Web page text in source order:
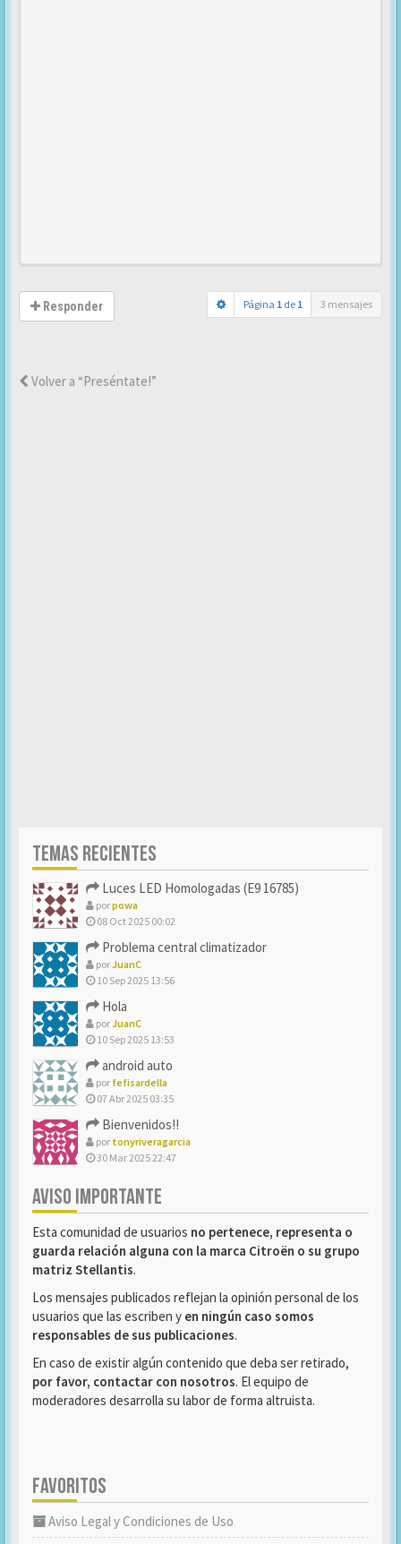
Responder Página 1 de 1 3 mensajes
Volver a “Preséntate!”
TEMAS RECIENTES
Luces LED Homologadas (E9 16785)
porpowa
08 Oct 2025 00:02
Problema central climatizador
porJuanC
10 Sep 2025 13:56
Hola
porJuanC
10 Sep 2025 13:53
android auto
por fefisardella
07 Abr 2025 03:35
Bienvenidos!!
por tonyriveragarcia
30 Mar 2025 22:47
AVISO IMPORTANTE
Esta comunidad de usuarios no pertenece, representa o
guarda relación alguna con la marca Citroën o su grupo
matriz Stellantis.
Los mensajes publicados reflejan la opinión personal de los
usuarios que las escriben y en ningún caso somos
responsables de sus publicaciones.
En caso de existir algún contenido que deba ser retirado,
por favor, contactar con nosotros. El equipo de
moderadores desarrolla su labor de forma altruista.
FAVORITOS
Aviso Legal y Condiciones de Uso